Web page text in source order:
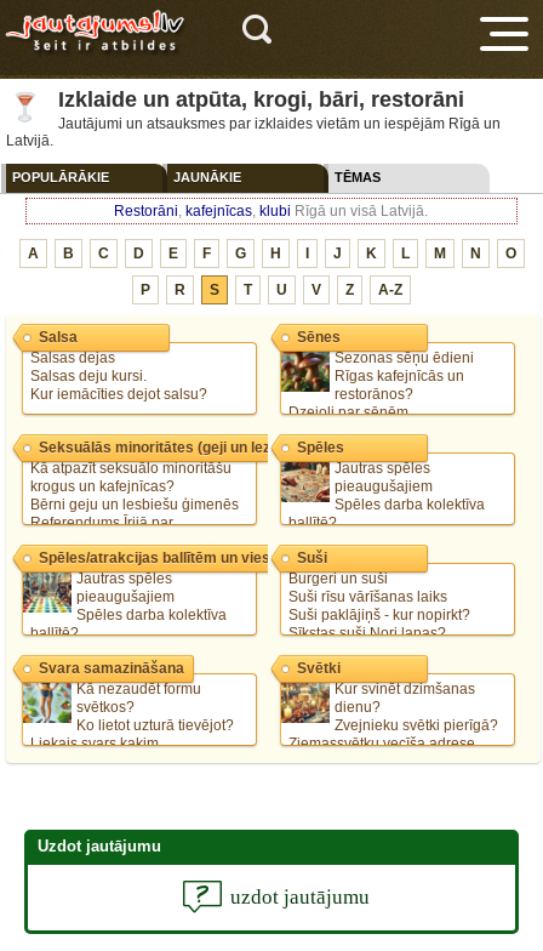
Izklaide un atpūta, krogi, bāri, restorāni
Jautājumi un atsauksmes par izklaides vietām un iespējām Rīgā un
Latvijā.
POPULĀRĀKIE JAUNĀKIE TĒMAS
Restorāni, kafejnīcas, klubi Rīgā un visā Latvijā.
A B C D E F G H J K L M N O
P R S T U V Z A-Z
Salsas dejas
Salsas deju kursi.
Kur iemācīties dejot salsu?
Salsa
Sezonas sēņu ēdieni
Rīgas kafejnīcās un
restorānos?
Dzejoļi par sēnēm
Saldētas baravikas zupā
Cik ilgi jācep šampinjoni?
Sēnes
Kā atpazīt seksuālo minoritāšu
krogus un kafejnīcas?
Bērni geju un lesbiešu ģimenēs
Referendums Īrijā par
viendzimuma laulībām
Seksuālās minoritātes (geji un lezbietes)
Jautras spēles
pieaugušajiem
Spēles darba kolektīva
ballītē?
Jautras atrakcijas saviesīgā
pasākumā.
Spēles 70 gadu ballītei
Spēles
Jautras spēles
pieaugušajiem
Spēles darba kolektīva
ballītē?
Jautras atrakcijas saviesīgā
pasākumā.
Spēles 70 gadu ballītei
Spēles/atrakcijas ballītēm un viesībām
Burgeri un suši
Suši rīsu vārīšanas laiks
Suši paklājiņš - kur nopirkt?
Sīkstas suši Nori lapas?
Suši
Kā nezaudēt formu
svētkos?
Ko lietot uzturā tievējot?
Liekais svars kaķim
Atslodzes dienas
Svara samazināšana
Kur svinēt dzimšanas
dienu?
Zvejnieku svētki pierīgā?
Ziemassvētku vecīša adrese
Vai ir kāds noteikts alus, kas rada
Svētki
Uzdot jautājumu
uzdot jautājumu